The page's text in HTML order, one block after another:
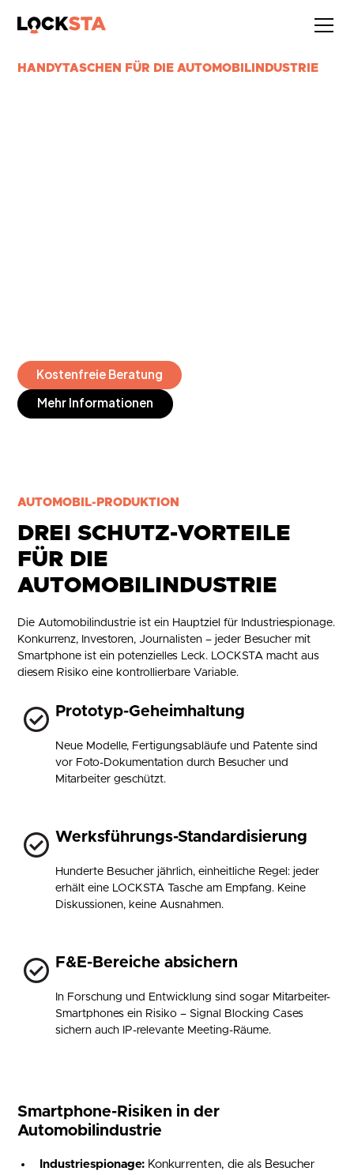
HANDYTASCHEN FÜR DIE AUTOMOBILINDUSTRIE
Kostenfreie Beratung
Mehr Informationen
AUTOMOBIL-PRODUKTION
DREI SCHUTZ-VORTEILE
FÜR DIE
AUTOMOBILINDUSTRIE
Die Automobilindustrie ist ein Hauptziel für Industriespionage.
Konkurrenz, Investoren, Journalisten – jeder Besucher mit
Smartphone ist ein potenzielles Leck. LOCKSTA macht aus
diesem Risiko eine kontrollierbare Variable.
Prototyp-Geheimhaltung
Neue Modelle, Fertigungsabläufe und Patente sind
vor Foto-Dokumentation durch Besucher und
Mitarbeiter geschützt.
Werksführungs-Standardisierung
Hunderte Besucher jährlich, einheitliche Regel: jeder
erhält eine LOCKSTA Tasche am Empfang. Keine
Diskussionen, keine Ausnahmen.
F&E-Bereiche absichern
In Forschung und Entwicklung sind sogar Mitarbeiter-
Smartphones ein Risiko – Signal Blocking Cases
sichern auch IP-relevante Meeting-Räume.
Smartphone-Risiken in der
Automobilindustrie
Industriespionage: Konkurrenten, die als Besucher